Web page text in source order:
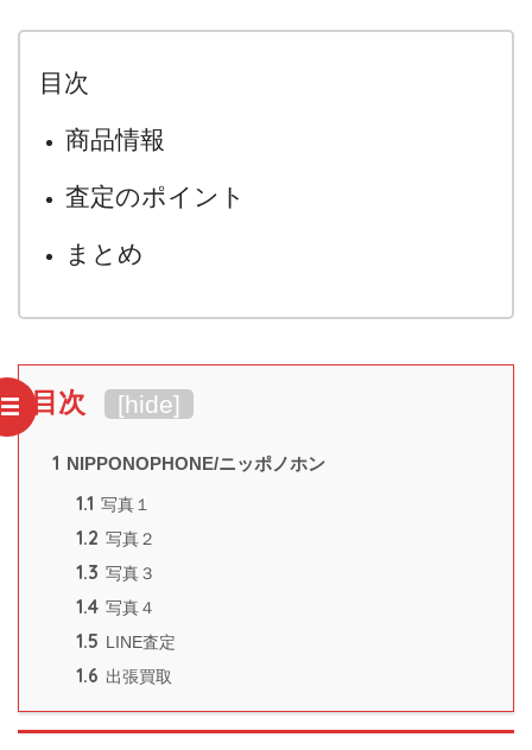
目次
商品情報
査定のポイント
まとめ
目次 [hide]
1 NIPPONOPHONE/ニッポノホン
1.1 写真１
1.2 写真２
1.3 写真３
1.4 写真４
1.5 LINE査定
1.6 出張買取